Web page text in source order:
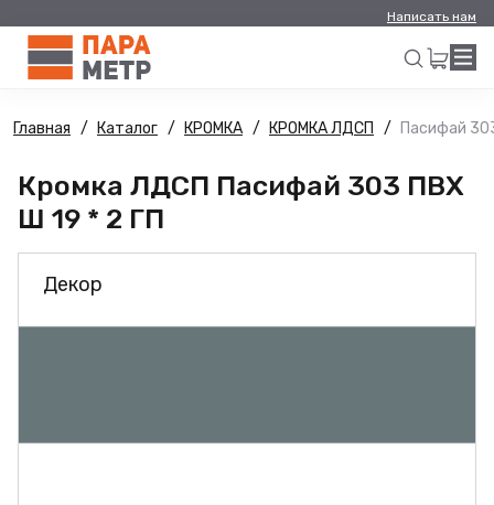
Написать нам
Искать
Главная Каталог КРОМКА КРОМКА ЛДСП Пасифай
Кромка ЛДСП Пасифай 303 ПВХ
Ш 19 * 2 ГП
Декор